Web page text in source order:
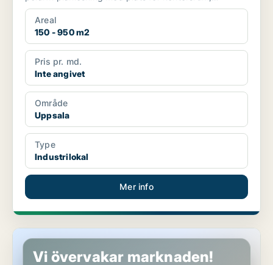
omklädning...
Areal
150 - 950 m2
Pris pr. md.
Inte angivet
Område
Uppsala
Type
Industrilokal
Mer info
Butikslokal i Uppsala, Storvreta
Vi övervakar marknaden!